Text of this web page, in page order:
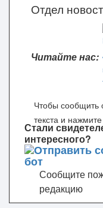
Отдел
Читайте нас:
Стали
интересного?
Сообщите
редакцию
Чтобы сообщить
текста и